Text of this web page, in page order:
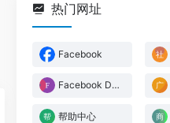
热门网址
Facebook
Facebook Developer
帮助中心